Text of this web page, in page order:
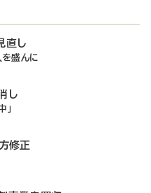
直し
盛んに
し
」
修正